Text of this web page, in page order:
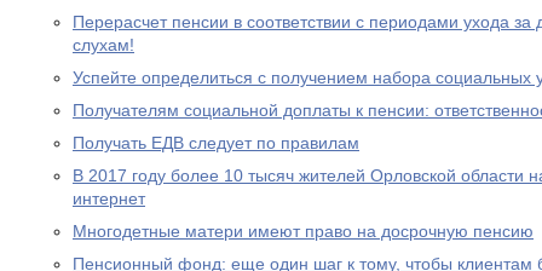
Перерасчет пенсии в соответствии с периодами ухода за
слухам!
Успейте определиться с получением набора социальных
Получателям социальной доплаты к пенсии:
Получать ЕДВ следует по правилам
В 2017 году более 10 тысяч жителей Орловской области
интернет
Многодетные матери имеют право на досрочную пенсию
Пенсионный фонд: еще один шаг к тому, чтобы клиентам